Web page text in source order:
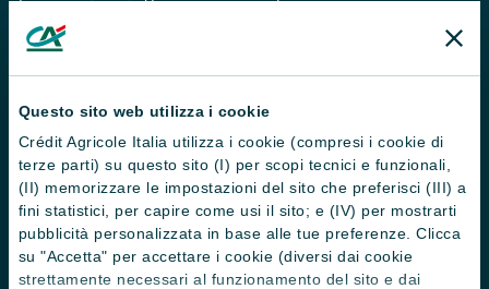
Questo sito web utilizza i cookie
Crédit Agricole Italia utilizza i cookie (compresi i cookie di
terze parti) su questo sito (I) per scopi tecnici e funzionali,
(II) memorizzare le impostazioni del sito che preferisci (III) a
fini statistici, per capire come usi il sito; e (IV) per mostrarti
pubblicità personalizzata in base alle tue preferenze. Clicca
su "Accetta" per accettare i cookie (diversi dai cookie
strettamente necessari al funzionamento del sito e dai
Trova filiali
Contattaci
Domande frequenti
Successioni
Servizi e pagamenti digitali